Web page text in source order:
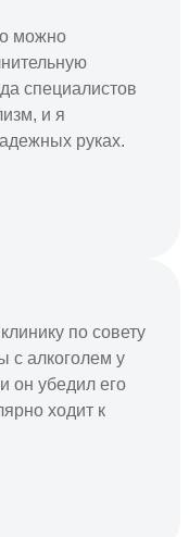
можно
специалистов
и я
руках.
по совету
с алкоголем у
он убедил его
ходит к